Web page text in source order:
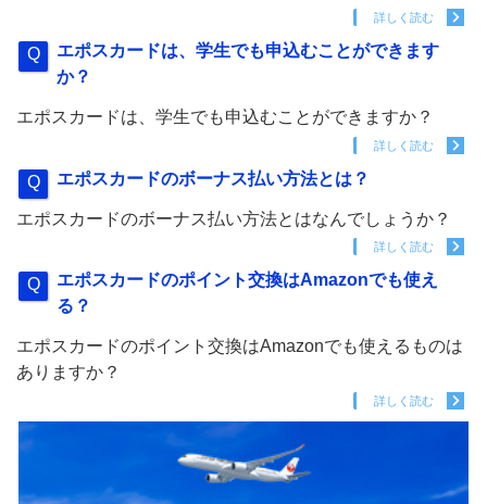
詳しく読む
エポスカードは、学生でも申込むことができます
か？
エポスカードは、学生でも申込むことができますか？
詳しく読む
エポスカードのボーナス払い方法とは？
エポスカードのボーナス払い方法とはなんでしょうか？
詳しく読む
エポスカードのポイント交換はAmazonでも使え
る？
エポスカードのポイント交換はAmazonでも使えるものは
ありますか？
詳しく読む